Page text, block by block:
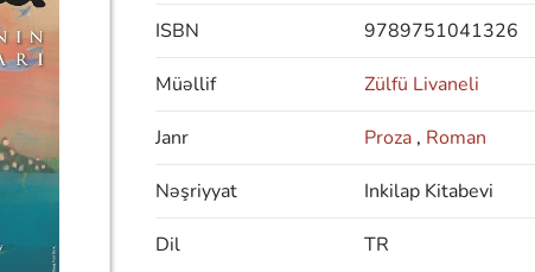
ISBN 9789751041326
Müəllif Zülfü Livaneli
Janr Proza , Roman
Nəşriyyat Inkilap Kitabevi
Dil TR